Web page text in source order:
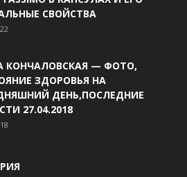
СВОЙСТВА
КОНЧАЛОВСКАЯ — ФОТО,
ЗДОРОВЬЯ НА
ДЕНЬ,ПОСЛЕДНИЕ
27.04.2018